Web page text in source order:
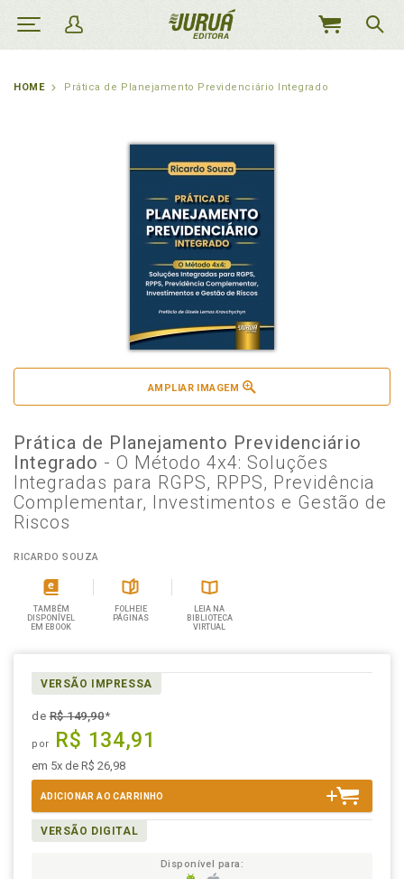
MEU
HOME Prática de Planejamento Previdenciário Integrado
AMPLIAR IMAGEM
Prática de Planejamento Previdenciário
Integrado - O Método 4x4: Soluções
Integradas para RGPS, RPPS, Previdência
Complementar, Investimentos e Gestão de
Riscos
RICARDO SOUZA
TAMBÉM
DISPONÍVEL
EM EBOOK
FOLHEIE
PÁGINAS
LEIA NA
BIBLIOTECA
VIRTUAL
VERSÃO IMPRESSA
deR$ 149,90*
por R$ 134,91
em 5x de R$ 26,98
ADICIONAR AO CARRINHO
VERSÃO DIGITAL
Disponível para: